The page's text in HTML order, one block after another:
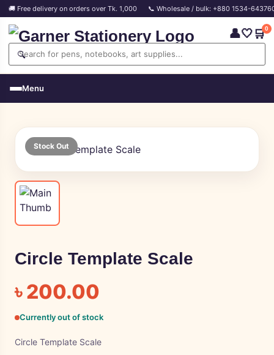
🚚 Free delivery on orders over Tk. 1,000 📞 Wholesale / bulk: +880 1534-
🔍
👤🤍🛒0
Menu
Stock Out
Circle Template Scale
৳200.00
Currently out of stock
Circle Template Scale